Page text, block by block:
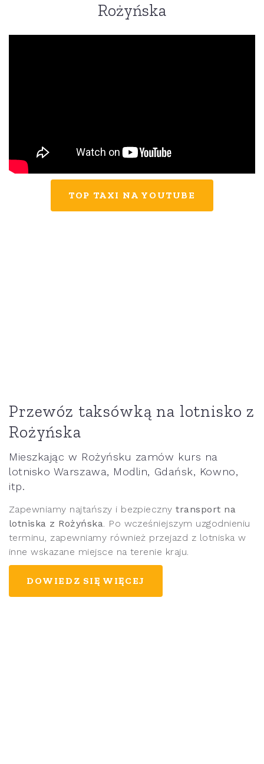
Rożyńska
TOP TAXI NA YOUTUBE
Przewóz taksówką na lotnisko z
Rożyńska
Mieszkając w Rożyńsku zamów kurs na
lotnisko Warszawa, Modlin, Gdańsk, Kowno,
itp.
Zapewniamy najtańszy i bezpiecznytransport na
lotniska z Rożyńska . Po wcześniejszym uzgodnieniu
terminu, zapewniamy również przejazd z lotniska w
inne wskazane miejsce na terenie kraju.
DOWIEDZ SIĘ WIĘCEJ